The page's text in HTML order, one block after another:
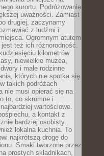
kurortu. Podróżowanie
uważności. Zamiast
drugiej, zaczynamy
z ludźmi i
Ogromnym atutem
też ich różnorodność.
kilometrów
niewielkie muzea,
i małe rodzinne
których nie spotka się
takich podróżach
nie musi opierać się na
to, co skromne i
wartościowe.
a kontakt z
bardziej osobisty.
lokalna kuchnia. To
najkrótszą drogę do
Smaki tworzone przez
prostych składnikach,